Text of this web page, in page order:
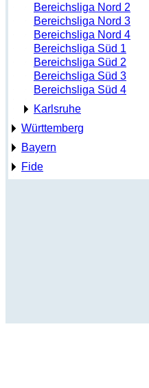
Bereichsliga Nord 2
Bereichsliga Nord 3
Bereichsliga Nord 4
Bereichsliga Süd 1
Bereichsliga Süd 2
Bereichsliga Süd 3
Bereichsliga Süd 4
Karlsruhe
Württemberg
Bayern
Fide